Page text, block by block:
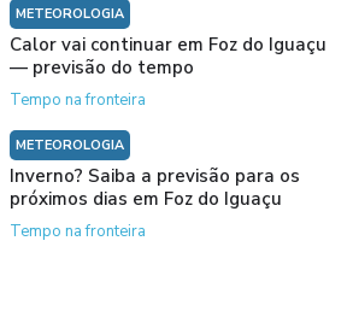
METEOROLOGIA
Calor vai continuar em Foz do Iguaçu
— previsão do tempo
Tempo na fronteira
METEOROLOGIA
Inverno? Saiba a previsão para os
próximos dias em Foz do Iguaçu
Tempo na fronteira